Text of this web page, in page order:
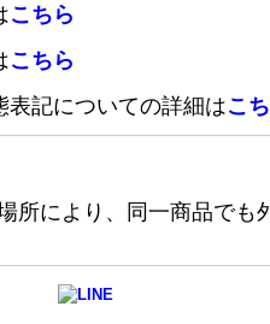
こちら
こちら
記についての詳細はこ
所により、同一商品でも